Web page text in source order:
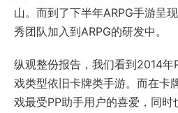
山。而到了下半年ARPG手游呈
秀团队加入到ARPG的研发中。
纵观整份报告，我们看到2014年
戏类型依旧卡牌类手游。而在卡
戏最受PP助手用户的喜爱，同时